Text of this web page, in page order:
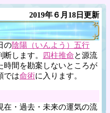
2019年６月18日更新
の陰陽（いんよう） 五行
します。 四柱推命と源流
時間を勘案しないところが
では命術に入ります。
在・過去・未来の運気の流